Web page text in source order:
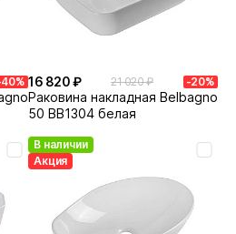
16 820 ₽ 21 020 ₽ -20%
Раковина накладная Belbagno
50 BB1304 белая
В наличии
Акция